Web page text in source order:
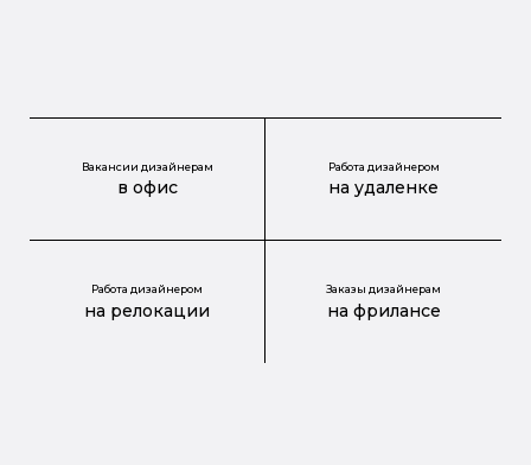
Вакансии дизайнерам
в офис
Работа дизайнером
на удаленке
Работа дизайнером
на релокации
Заказы дизайнерам
на фрилансе